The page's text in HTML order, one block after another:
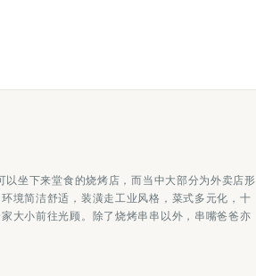
坐下来堂食的烧烤店，而当中大部分为外卖店形
境简洁舒适，装潢走工业风格，菜式多元化，十
大小前往光顾。除了烧烤串串以外，串嘴爸爸亦